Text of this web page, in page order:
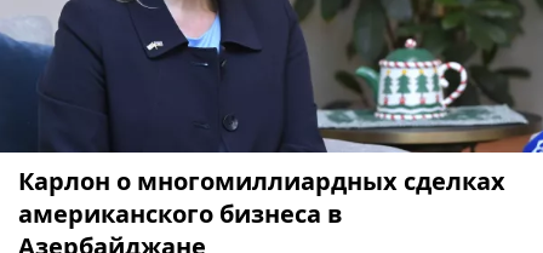
Карлон о многомиллиардных сделках
американского бизнеса в